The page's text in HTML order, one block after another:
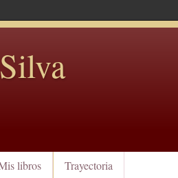
libros Trayectoria